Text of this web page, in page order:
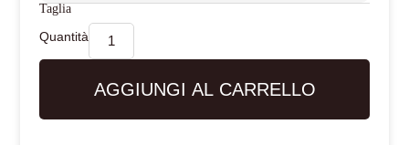
Taglia
AGGIUNGI AL CARRELLO